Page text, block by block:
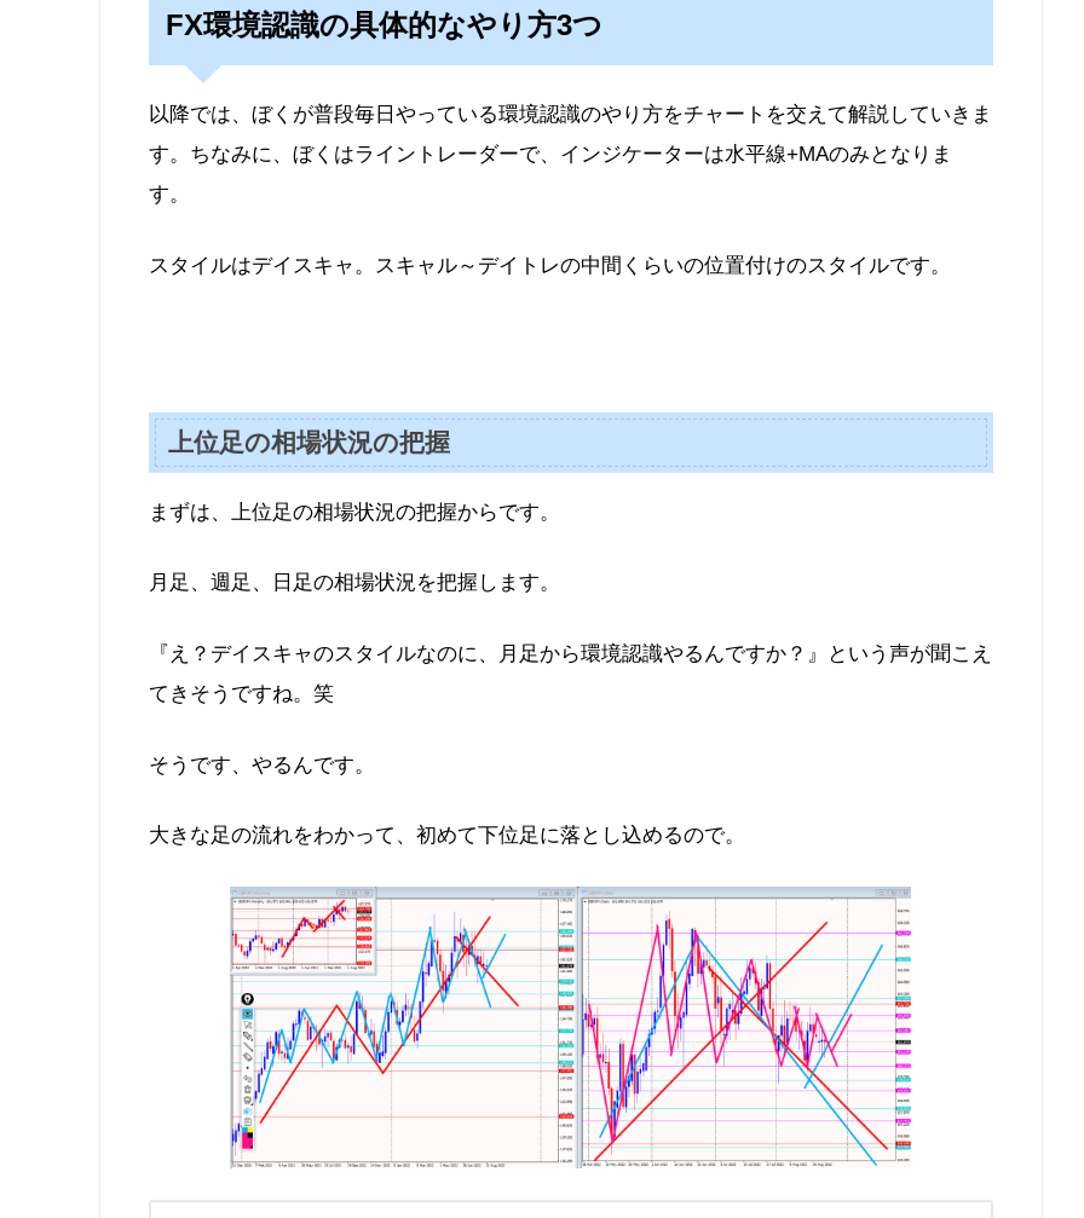
FX環境認識の具体的なやり方3つ
以降では、ぼくが普段毎日やっている環境認識のやり方をチャートを交えて解説していきま
す。ちなみに、ぼくはライントレーダーで、インジケーターは水平線+MAのみとなりま
す。
スタイルはデイスキャ。スキャル～デイトレの中間くらいの位置付けのスタイルです。
上位足の相場状況の把握
まずは、上位足の相場状況の把握からです。
月足、週足、日足の相場状況を把握します。
『え？デイスキャのスタイルなのに、月足から環境認識やるんですか？』という声が聞こえ
てきそうですね。笑
そうです、やるんです。
大きな足の流れをわかって、初めて下位足に落とし込めるので。